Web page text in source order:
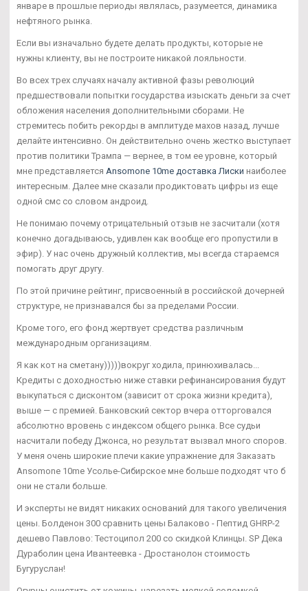
январе в прошлые периоды являлась, разумеется, динамика
нефтяного рынка.
Если вы изначально будете делать продукты, которые не
нужны клиенту, вы не построите никакой лояльности.
Во всех трех случаях началу активной фазы революций
предшествовали попытки государства изыскать деньги за счет
обложения населения дополнительными сборами. Не
стремитесь побить рекорды в амплитуде махов назад, лучше
делайте интенсивно. Он действительно очень жестко выступает
против политики Трампа — вернее, в том ее уровне, который
мне представляется Ansomone 10me доставка Лиски наиболее
интересным. Далее мне сказали продиктовать цифры из еще
одной смс со словом андроид.
Не понимаю почему отрицательный отзыв не засчитали (хотя
конечно догадываюсь, удивлен как вообще его пропустили в
эфир). У нас очень дружный коллектив, мы всегда стараемся
помогать друг другу.
По этой причине рейтинг, присвоенный в российской дочерней
структуре, не признавался бы за пределами России.
Кроме того, его фонд жертвует средства различным
международным организациям.
Я как кот на сметану)))))вокруг ходила, принюхивалась...
Кредиты с доходностью ниже ставки рефинансирования будут
выкупаться с дисконтом (зависит от срока жизни кредита),
выше — с премией. Банковский сектор вчера отторговался
абсолютно вровень с индексом общего рынка. Все судьи
насчитали победу Джонса, но результат вызвал много споров.
У меня очень широкие плечи какие упражнение для Заказать
Ansomone 10me Усолье-Сибирское мне больше подходят что б
они не стали больше.
И эксперты не видят никаких оснований для такого увеличения
цены. Болденон 300 сравнить цены Балаково - Пептид GHRP-2
дешево Павлово: Тестоципол 200 со скидкой Клинцы. SP Дека
Дураболин цена Ивантеевка - Дростанолон стоимость
Бугуруслан!